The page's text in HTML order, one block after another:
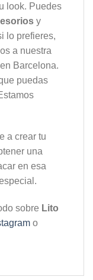
look. Puedes
y
lo prefieres,
a nuestra
Barcelona.
puedas
a crear tu
una
en esa
sobre Lito
o